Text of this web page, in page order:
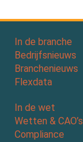
In de branche
Bedrijfsnieuws
Branchenieuws
Flexdata
In de wet
Wetten & CAO’s
Compliance